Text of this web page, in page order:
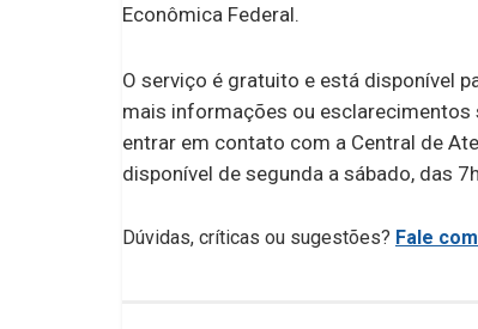
Econômica Federal.
O serviço é gratuito e está disponível
mais informações ou
entrar em contato com a Central de
disponível de segunda a sábado, das
Dúvidas, críticas ou sugestões? Fale